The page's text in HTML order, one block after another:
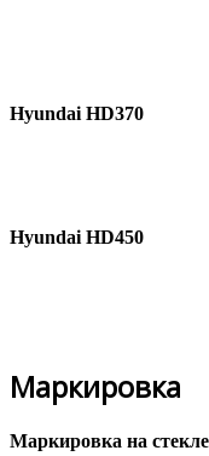
Hyundai HD370
Hyundai HD450
Маркировка
Маркировка на